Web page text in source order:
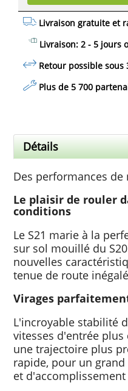
Livraison gratuite et
Livraison: 2 - 5 jours
Retour possible sous
Plus de 5 700
Détails
Des performances de
Le plaisir de rouler
conditions
Le S21 marie à la
sur sol mouillé du
nouvelles
tenue de route
Virages
L'incroyable stabilité
vitesses d'entrée plus
une trajectoire plus
rapide, pour un
et